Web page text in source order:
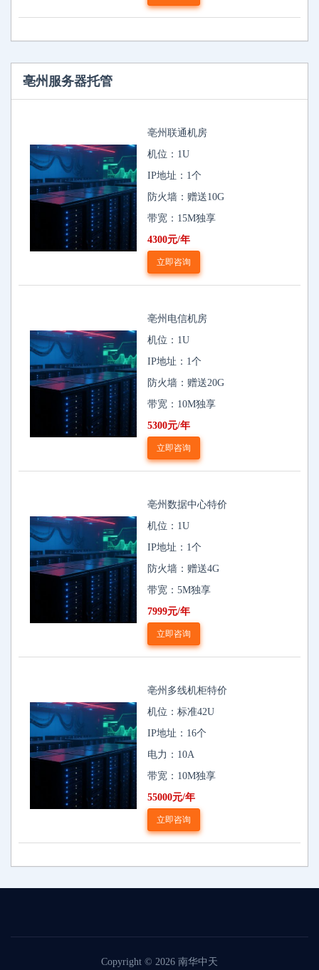
亳州服务器托管
亳州联通机房
机位：1U
IP地址：1个
防火墙：赠送10G
带宽：15M独享
4300元/年
立即咨询
亳州电信机房
机位：1U
IP地址：1个
防火墙：赠送20G
带宽：10M独享
5300元/年
立即咨询
亳州数据中心特价
机位：1U
IP地址：1个
防火墙：赠送4G
带宽：5M独享
7999元/年
立即咨询
亳州多线机柜特价
机位：标准42U
IP地址：16个
电力：10A
带宽：10M独享
55000元/年
立即咨询
Copyright © 2026 南华中天